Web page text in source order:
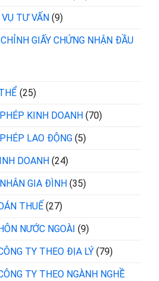
VỤ TƯ VẤN (9)
GIẤY CHỨNG NHẬN ĐẦU
(25)
KINH DOANH (70)
LAO ĐỘNG (5)
DOANH (24)
GIA ĐÌNH (35)
THUẾ (27)
NƯỚC NGOÀI (9)
TY THEO ĐỊA LÝ (79)
TY THEO NGÀNH NGHỀ